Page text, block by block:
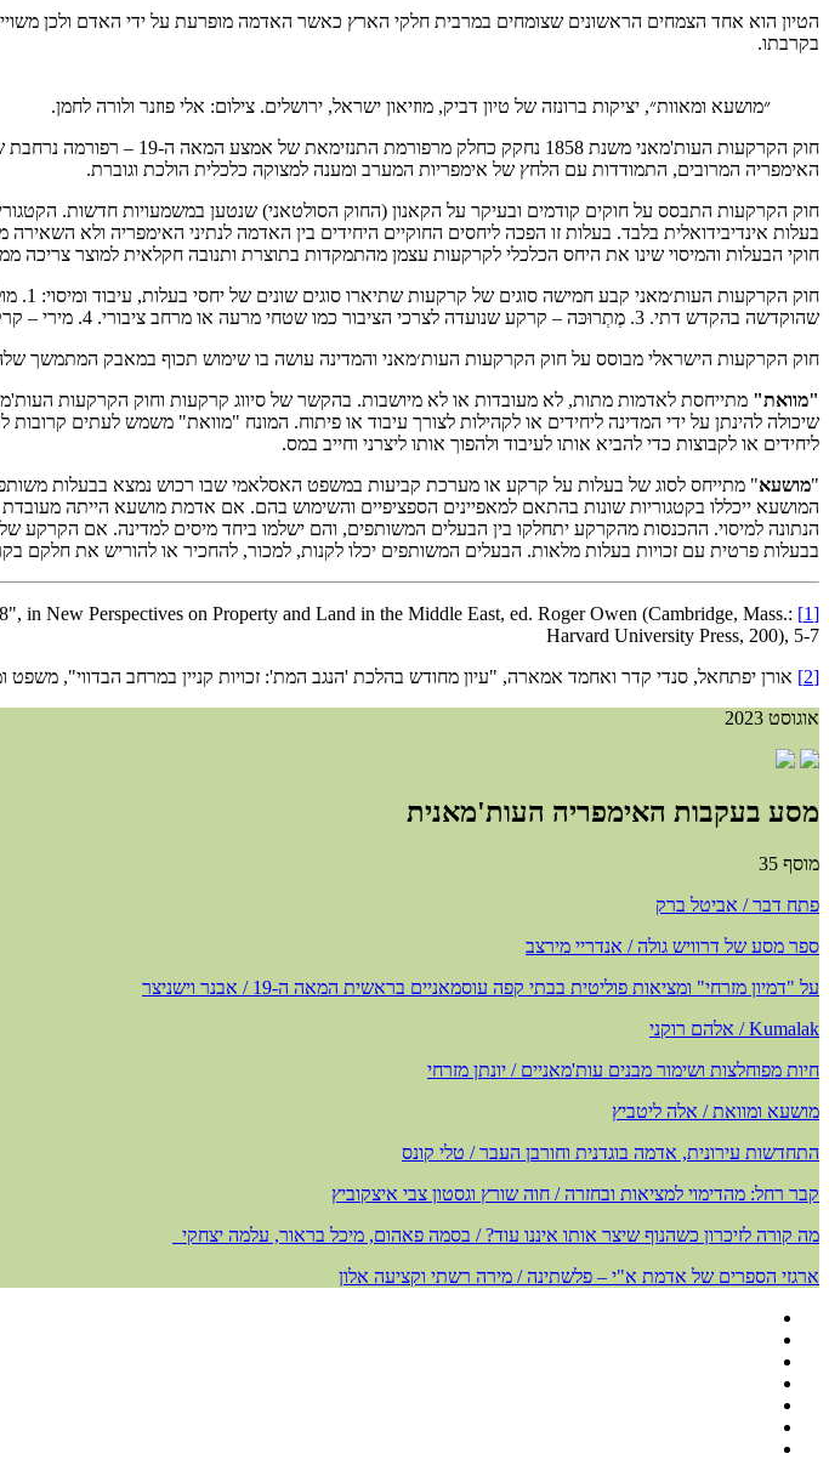
הטיון הוא אחד הצמחים הראשונים שצומחים במרבית חלקי הארץ כאשר האדמה מופרעת על ידי האדם ולכן
בקרבתו.
״מושעא ומאוות״, יציקות ברונזה של טיון דביק, מוזיאון ישראל, ירושלים. צילום: אלי פוזנר ולורה לחמן.
חוק הקרקעות העות'מאני
האימפריה המרובים, התמודדות עם הלחץ של אימפריות המערב ומענה למצוקה כלכלית הולכת וגוברת.
בעלות אינדיבידואלית בלבד. בעלות זו הפכה ליחסים החוקיים היחידים בין האדמה לנתיני האימפריה ולא
חוקי הבעלות והמיסוי שינו את היחס הכלכלי לקרקעות עצמן מהתמקדות בתוצרת ותנובה חקלאית למוצר צריכה
שהוקדשה בהקדש דתי. 3. מֶתְרוּכּה – קרקע שנועדה לצרכי הציבור כמו שטחי מרעה או מרחב ציבורי. 4. מירי – קרקעות חקלאיות בבעלות המדינה 5. מוואת – אדמות לא מעובדות (אדמות מתות), נטושות ומרוחקות מכל יישוב.
חוק הקרקעות הישראלי מבוסס על חוק הקרקעות העות׳מאני והמדינה עושה בו שימוש תכוף במאבק המתמשך
"מוואת" מתייחסת לאדמות מתות, לא מעובדות או לא מיושבות. בהקשר של סיווג קרקעות וחוק הקרקעות
שיכולה להינתן על ידי המדינה ליחידים או לקהילות לצורך עיבוד או פיתוח. המונח "מוואת" משמש לעתים
ליחידים או לקבוצות כדי להביא אותו לעיבוד ולהפוך אותו ליצרני וחייב במס.
"מושעא" מתייחס לסוג של בעלות על קרקע או מערכת קביעות במשפט האסלאמי שבו רכוש נמצא בבעלות
המושעא ייכללו בקטגוריות שונות בהתאם למאפיינים הספציפיים והשימוש בהם. אם אדמת מושעא הייתה
הנתונה למיסוי. ההכנסות מהקרקע יתחלקו בין הבעלים המשותפים, והם ישלמו ביחד מיסים למדינה. אם
בבעלות פרטית עם זכויות בעלות מלאות. הבעלים המשותפים יכלו לקנות, למכור, להחכיר או להוריש את חלקם
[1]
in New Perspectives on Property and Land in the Middle East, ed. Roger Owen (Cambridge, Mass.:
Harvard University Press, 200), 5-7
[2]
אורן יפתחאל, סנדי קדר ואחמד אמארה, "עיון מחודש בהלכת 'הנגב המת': זכויות קניין במרחב הבדווי",
אוגוסט 2023
מסע בעקבות האימפריה העות'מאנית
מוסף 35
פתח דבר / אביטל ברק
ספר מסע של דרוויש גולה / אנדריי מירצב
על "דמיון מזרחי" ומציאות פוליטית בבתי קפה עוסמאניים בראשית המאה ה-19 / אבנר וישניצר
Kumalak / אלהם רוקני
חיות מפוחלצות ושימור מבנים עות'מאניים / יונתן מזרחי
מושעא ומוואת / אלה ליטביץ
התחדשות עירונית, אדמה בוגדנית וחורבן העבר / טלי קונס
קבר רחל: מהדימוי למציאות ובחזרה / חוה שורץ וגסטון צבי איצקוביץ
מה קורה לזיכרון כשהנוף שיצר אותו איננו עוד? / בסמה פאהום, מיכל בראור, עלמה יצחקי
ארגזי הספרים של אדמת א"י – פלשתינה / מירה רשתי וקציעה אלון